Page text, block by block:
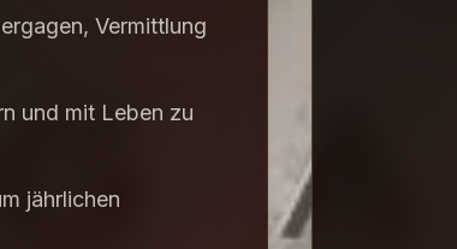
Vermittlung
und mit Leben zu
jährlichen